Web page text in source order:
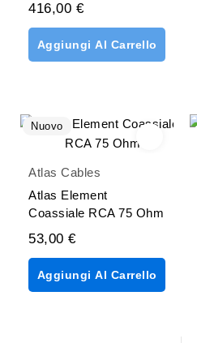
416,00 €
Aggiungi Al Carrello
Nuovo
Atlas Cables
Atlas Element
Coassiale RCA 75 Ohm
53,00 €
Aggiungi Al Carrello